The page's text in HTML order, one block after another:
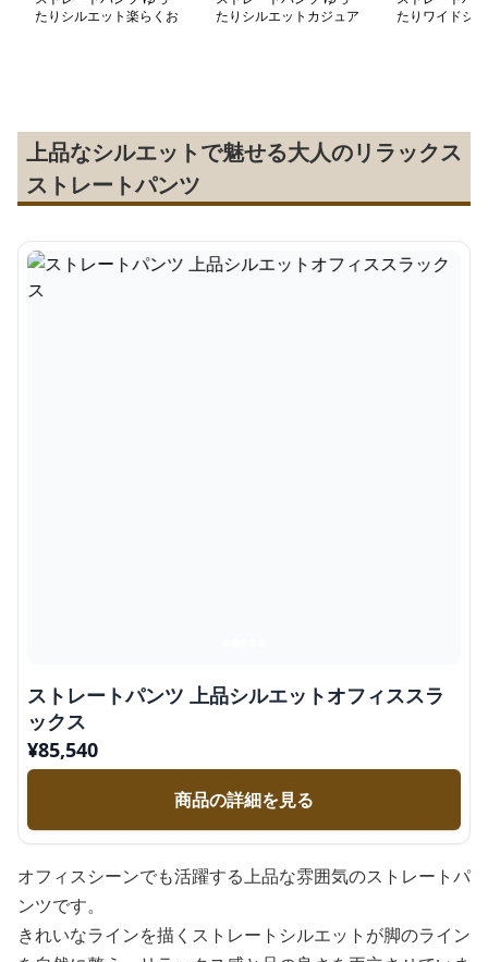
たりシルエット楽らくお
たりシルエットカジュア
たりワイドシ
上品なシルエットで魅せる大人のリラックス
ストレートパンツ
ストレートパンツ 上品シルエットオフィススラ
ックス
¥85,540
商品の詳細を見る
オフィスシーンでも活躍する上品な雰囲気のストレートパ
ンツです。
きれいなラインを描くストレートシルエットが脚のライン